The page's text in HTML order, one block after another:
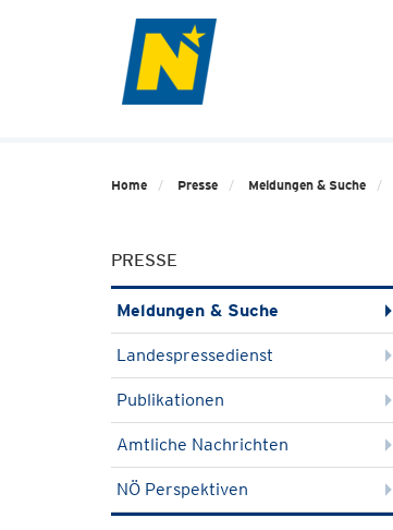
Home Presse Meldungen & Suche
PRESSE
Meldungen & Suche
Landespressedienst
Publikationen
Amtliche Nachrichten
NÖ Perspektiven